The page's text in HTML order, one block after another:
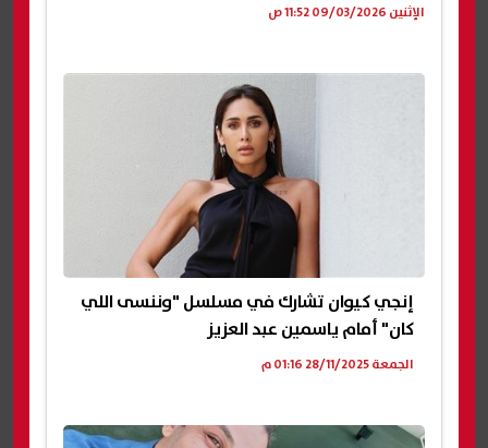
الإثنين 09/03/2026 11:52 ص
إنجي كيوان تشارك في مسلسل "وننسى اللي
كان" أمام ياسمين عبد العزيز
الجمعة 28/11/2025 01:16 م